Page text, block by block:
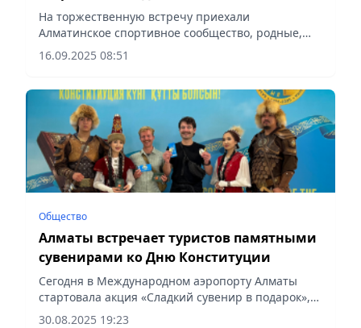
На торжественную встречу приехали
Алматинское спортивное сообщество, родные,
друзья и поклонники чемпионок, сообщает
Vecher.kz.
16.09.2025 08:51
Общество
Алматы встречает туристов памятными
сувенирами ко Дню Конституции
Сегодня в Международном аэропорту Алматы
стартовала акция «Сладкий сувенир в подарок»,
сообщает Vecher.kz.
30.08.2025 19:23